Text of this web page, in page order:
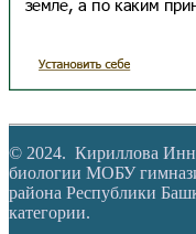
© 2024. Кириллова
биологии МОБУ
района Республики
категории.